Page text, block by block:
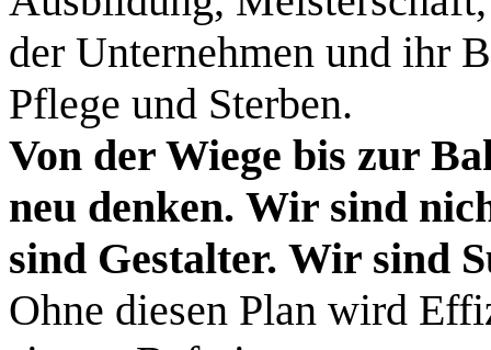
der Unternehmen und ihr
Pflege und Sterben.
Von der Wiege bis zur
neu denken. Wir sind
sind Gestalter. Wir sind
Ohne diesen Plan wird